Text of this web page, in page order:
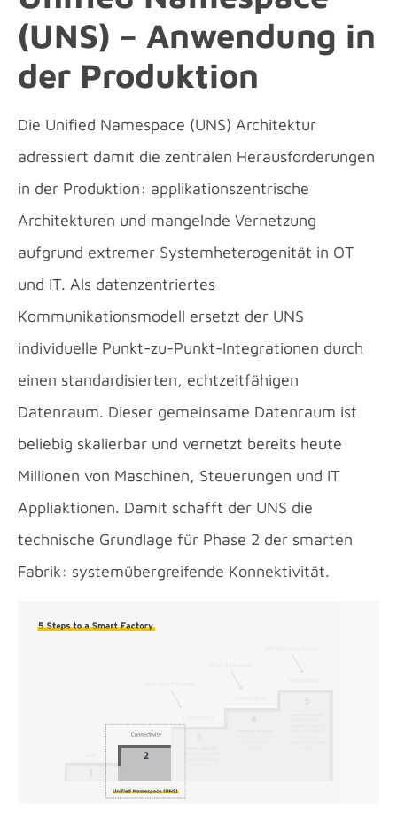
(UNS) – Anwendung in
der Produktion
Die Unified Namespace (UNS) Architektur
adressiert damit die zentralen Herausforderungen
in der Produktion: applikationszentrische
Architekturen und mangelnde Vernetzung
aufgrund extremer Systemheterogenität in OT
und IT. Als datenzentriertes
Kommunikationsmodell ersetzt der UNS
individuelle Punkt-zu-Punkt-Integrationen durch
einen standardisierten, echtzeitfähigen
Datenraum. Dieser gemeinsame Datenraum ist
beliebig skalierbar und vernetzt bereits heute
Millionen von Maschinen, Steuerungen und IT
Appliaktionen. Damit schafft der UNS die
technische Grundlage für Phase 2 der smarten
Fabrik: systemübergreifende Konnektivität.